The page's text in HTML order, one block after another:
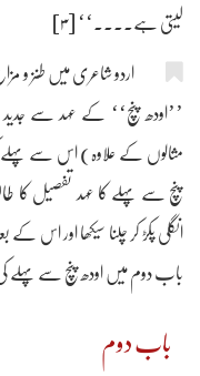
لیتی ہے۔۔۔۔‘‘ [۳]
اردو شاعری میں طنز و
’’اودھ پنچ‘‘ کے عہد سے
مثالوں کے علاوہ) اس سے پہلے
پنچ سے پہلے کا عہد تفصیل کا
انگلی پکڑ کر چلنا سیکھا اور اس
باب دوم میں اودھ پنچ سے پہلے کی
باب دوم